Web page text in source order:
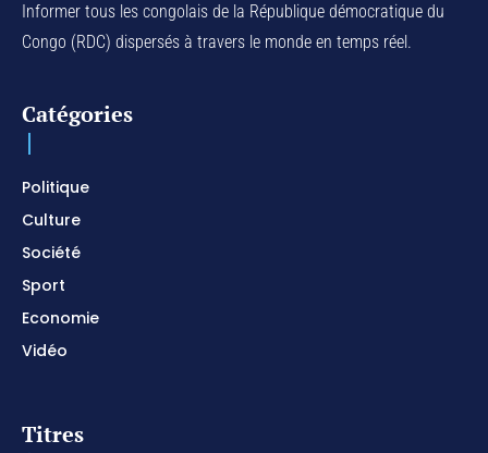
Informer tous les congolais de la République démocratique du
Congo (RDC) dispersés à travers le monde en temps réel.
Catégories
Politique
Culture
Société
Sport
Economie
Vidéo
Titres